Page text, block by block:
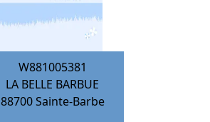
W881005381
LA BELLE BARBUE
88700Sainte-Barbe